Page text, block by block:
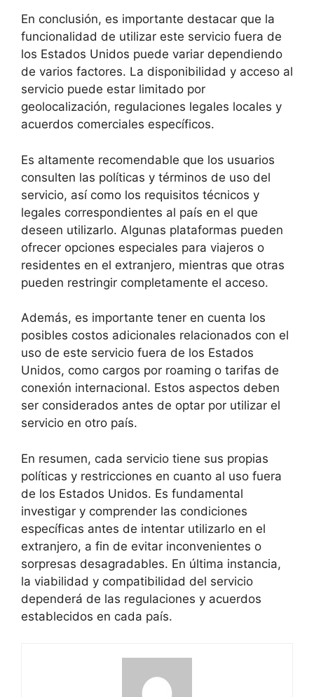
En conclusión, es importante destacar que la
funcionalidad de utilizar este servicio fuera de
los Estados Unidos puede variar dependiendo
de varios factores. La disponibilidad y acceso al
servicio puede estar limitado por
geolocalización, regulaciones legales locales y
acuerdos comerciales específicos.
Es altamente recomendable que los usuarios
consulten las políticas y términos de uso del
servicio, así como los requisitos técnicos y
legales correspondientes al país en el que
deseen utilizarlo. Algunas plataformas pueden
ofrecer opciones especiales para viajeros o
residentes en el extranjero, mientras que otras
pueden restringir completamente el acceso.
Además, es importante tener en cuenta los
posibles costos adicionales relacionados con el
uso de este servicio fuera de los Estados
Unidos, como cargos por roaming o tarifas de
conexión internacional. Estos aspectos deben
ser considerados antes de optar por utilizar el
servicio en otro país.
En resumen, cada servicio tiene sus propias
políticas y restricciones en cuanto al uso fuera
de los Estados Unidos. Es fundamental
investigar y comprender las condiciones
específicas antes de intentar utilizarlo en el
extranjero, a fin de evitar inconvenientes o
sorpresas desagradables. En última instancia,
la viabilidad y compatibilidad del servicio
dependerá de las regulaciones y acuerdos
establecidos en cada país.